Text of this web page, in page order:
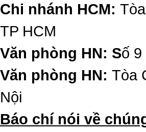
Chi nhánh HCM:
TP HCM
Văn phòng HN: Số
Văn phòng HN: Tòa
Nội
​Báo chí nói về